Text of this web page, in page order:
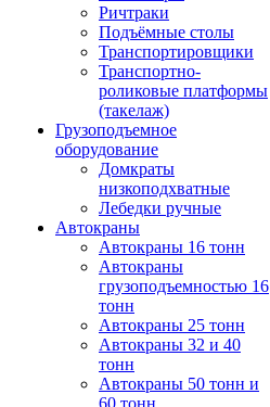
Ричтраки
Подъёмные столы
Транспортировщики
Транспортно-
роликовые платформы
(такелаж)
Грузоподъемное
оборудование
Домкраты
низкоподхватные
Лебедки ручные
Автокраны
Автокраны 16 тонн
Автокраны
грузоподъемностью 16
тонн
Автокраны 25 тонн
Автокраны 32 и 40
тонн
Автокраны 50 тонн и
60 тонн